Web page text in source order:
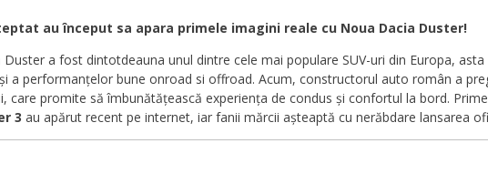
au început sa apara primele imagini reale cu Noua Dacia Duster!
a fost dintotdeauna unul dintre cele mai populare SUV-uri din Europa,
a performanțelor bune onroad si offroad. Acum, constructorul auto român a
care promite să îmbunătățească experiența de condus și confortul la bord.
3 au apărut recent pe internet, iar fanii mărcii așteaptă cu nerăbdare lansarea